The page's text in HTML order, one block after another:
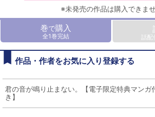
※未発売の作品は購入できま
巻で購入
全1巻完結 話配
作品・作者をお気に入り登録する
君の音が鳴り止まない。【電子限定特典マンガ
き】